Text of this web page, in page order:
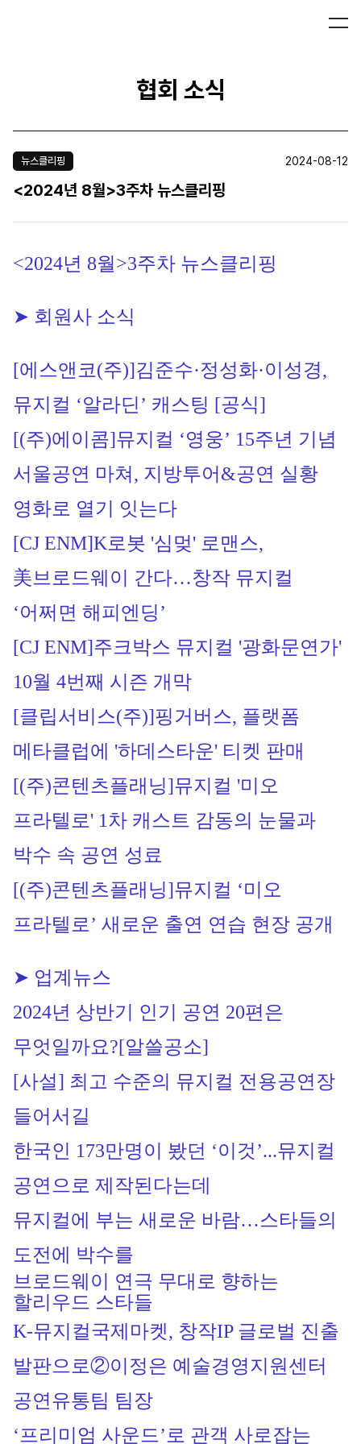
협회 소식
뉴스클리핑 2024-08-12
<2024년 8월>3주차 뉴스클리핑
<2024년 8월>3주차 뉴스클리핑
➤ 회원사 소식
[에스앤코(주)]김준수·정성화·이성경,
뮤지컬 ‘알라딘’ 캐스팅 [공식]
[(주)에이콤]뮤지컬 ‘영웅’ 15주년 기념
서울공연 마쳐, 지방투어&공연 실황
영화로 열기 잇는다
[CJ ENM]K로봇 '심멎' 로맨스,
美브로드웨이 간다…창작 뮤지컬
‘어쩌면 해피엔딩’
[CJ ENM]주크박스 뮤지컬 '광화문연가'
10월 4번째 시즌 개막
[클립서비스(주)]핑거버스, 플랫폼
메타클럽에 '하데스타운' 티켓 판매
[(주)콘텐츠플래닝]뮤지컬 '미오
프라텔로' 1차 캐스트 감동의 눈물과
박수 속 공연 성료
[(주)콘텐츠플래닝]뮤지컬 ‘미오
프라텔로’ 새로운 출연 연습 현장 공개
➤ 업계뉴스
2024년 상반기 인기 공연 20편은
무엇일까요?[알쓸공소]
[사설] 최고 수준의 뮤지컬 전용공연장
들어서길
한국인 173만명이 봤던 ‘이것’...뮤지컬
공연으로 제작된다는데
뮤지컬에 부는 새로운 바람…스타들의
도전에 박수를
브로드웨이 연극 무대로 향하는
할리우드 스타들
K-뮤지컬국제마켓, 창작IP 글로벌 진출
발판으로②이정은 예술경영지원센터
공연유통팀 팀장
‘프리미엄 사운드’로 관객 사로잡는